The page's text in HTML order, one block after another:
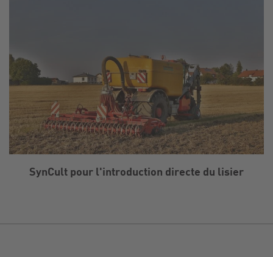
SynCult pour l'introduction directe du lisier